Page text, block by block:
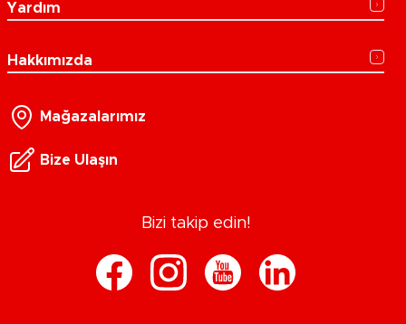
Yardım
Hakkımızda
Mağazalarımız
Bize Ulaşın
Bizi takip edin!